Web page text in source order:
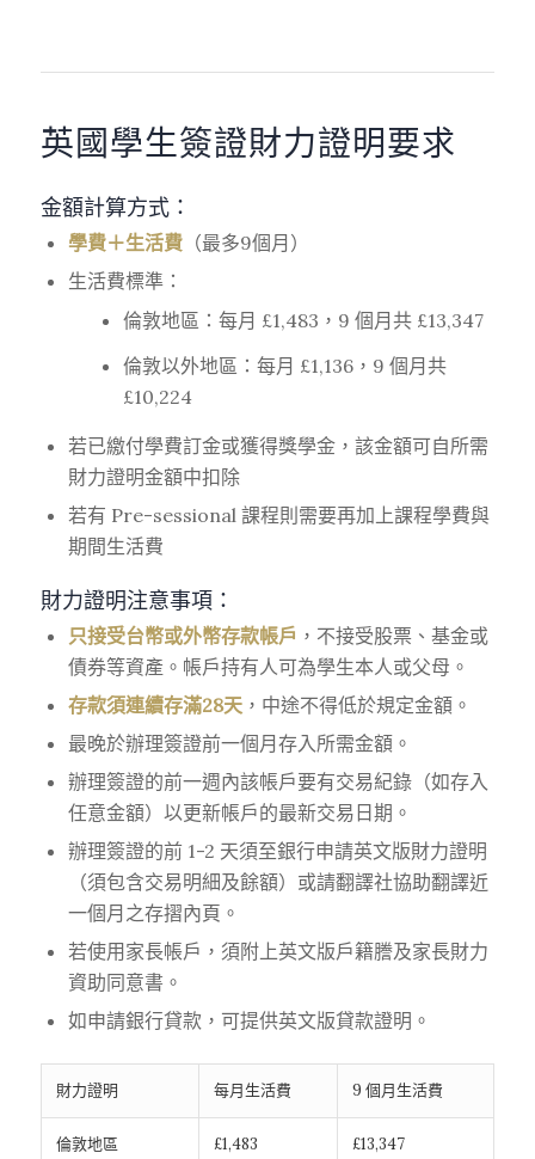
英國學生簽證財力證明要求
金額計算方式：
學費＋生活費（最多9個月）
生活費標準：
倫敦地區：每月 £1,483，9 個月共 £13,347
倫敦以外地區：每月 £1,136，9 個月共
£10,224
若已繳付學費訂金或獲得獎學金，該金額可自所需
財力證明金額中扣除
若有 Pre-sessional 課程則需要再加上課程學費與
期間生活費
財力證明注意事項：
只接受台幣或外幣存款帳戶 ，不接受股票、基金或
債券等資產。帳戶持有人可為學生本人或父母。
存款須連續存滿28天，中途不得低於規定金額。
最晚於辦理簽證前一個月存入所需金額。
辦理簽證的前一週內該帳戶要有交易紀錄（如存入
任意金額）以更新帳戶的最新交易日期。
辦理簽證的前 1-2 天須至銀行申請英文版財力證明
（須包含交易明細及餘額）或請翻譯社協助翻譯近
一個月之存摺內頁。
若使用家長帳戶，須附上英文版戶籍謄及家長財力
資助同意書。
如申請銀行貸款，可提供英文版貸款證明。
財力證明 每月生活費 9 個月生活費
倫敦地區 £1,483 £13,347